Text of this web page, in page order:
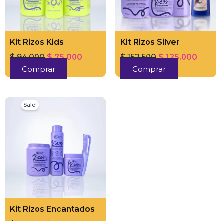
Kit Rizos Kids
$94.000 $75.000
Comprar
Kit Rizos Silver
$152.500 $125.000
Comprar
Sale!
Kit Rizos Encantados
$ 119.500.
Current